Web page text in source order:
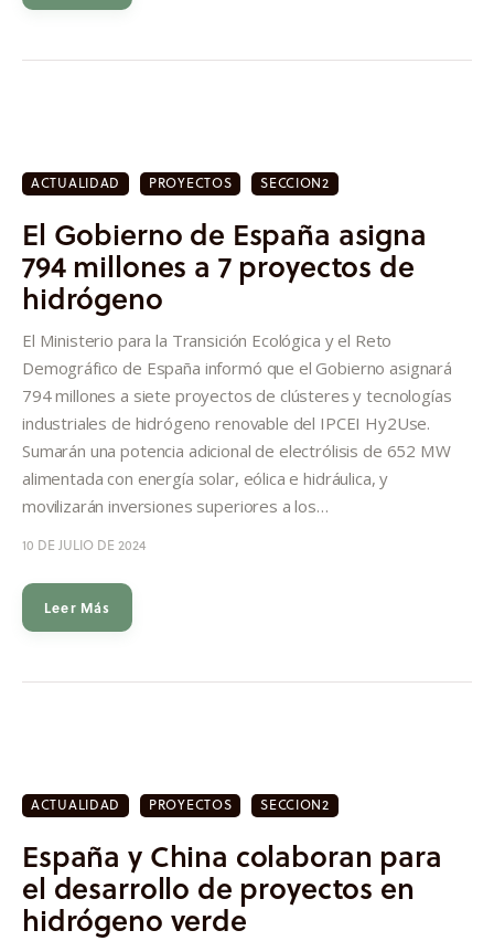
ACTUALIDAD PROYECTOS SECCION2
El Gobierno de España asigna
794 millones a 7 proyectos de
hidrógeno
El Ministerio para la Transición Ecológica y el Reto
Demográfico de España informó que el Gobierno asignará
794 millones a siete proyectos de clústeres y tecnologías
industriales de hidrógeno renovable del IPCEI Hy2Use.
Sumarán una potencia adicional de electrólisis de 652 MW
alimentada con energía solar, eólica e hidráulica, y
movilizarán inversiones superiores a los…
10 DE JULIO DE 2024
Leer Más
ACTUALIDAD PROYECTOS SECCION2
España y China colaboran para
el desarrollo de proyectos en
hidrógeno verde